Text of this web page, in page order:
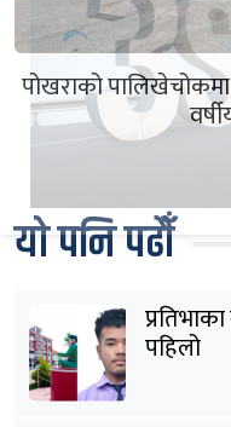
पोखराको
यो पनि पढौँ
पहिलो